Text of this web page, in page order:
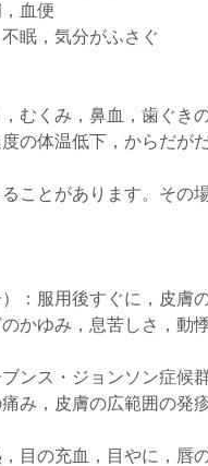
血便
眠，気分がふさぐ
むくみ，鼻血，歯ぐき
の体温低下，からだが
ことがあります。その
：服用後すぐに，皮膚
かゆみ，息苦しさ，動
ンス・ジョンソン症候
み，皮膚の広範囲の発
目の充血，目やに，唇